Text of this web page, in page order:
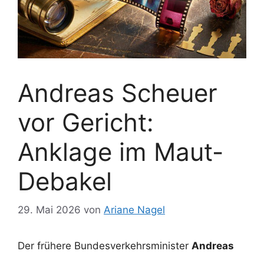
Andreas Scheuer
vor Gericht:
Anklage im Maut-
Debakel
29. Mai 2026 von Ariane Nagel
Der frühere Bundesverkehrsminister Andreas